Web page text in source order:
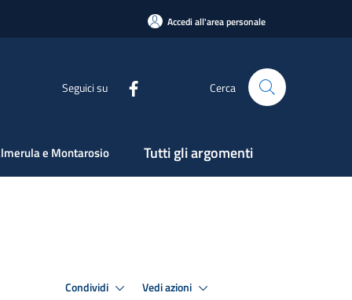
Accedi all'area personale
Seguici su Cerca
e Montarosio Tutti gli argomenti
Condividi Vedi azioni